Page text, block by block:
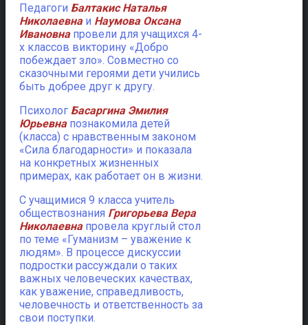
Педагоги Балтакис Наталья
Николаевнаи Наумова Оксана
Ивановнапровели для учащихся 4-
х классов викторину «Добро
побеждает зло». Совместно со
сказочными героями дети учились
быть добрее друг к другу.
Психолог Басаргина Эмилия
Юрьевнапознакомила детей
(класса) с нравственным законом
«Сила благодарности» и показала
на конкретных жизненных
примерах, как работает он в жизни.
С учащимися 9 класса учитель
обществознания Григорьева Вера
Николаевнапровела круглый стол
по теме «Гуманизм – уважение к
людям». В процессе дискуссии
подростки рассуждали о таких
важных человеческих качествах,
как уважение, справедливость,
человечность и ответственность за
свои поступки.